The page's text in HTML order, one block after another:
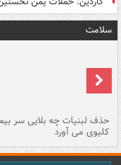
سلامت
حذف لبنیات چه بلایی سر
کلیوی می آورد